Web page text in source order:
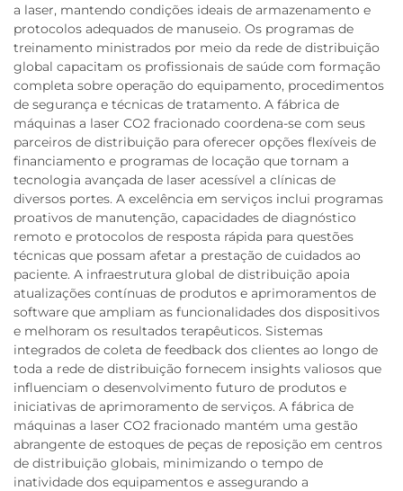
a laser, mantendo condições ideais de armazenamento e
protocolos adequados de manuseio. Os programas de
treinamento ministrados por meio da rede de distribuição
global capacitam os profissionais de saúde com formação
completa sobre operação do equipamento, procedimentos
de segurança e técnicas de tratamento. A fábrica de
máquinas a laser CO2 fracionado coordena-se com seus
parceiros de distribuição para oferecer opções flexíveis de
financiamento e programas de locação que tornam a
tecnologia avançada de laser acessível a clínicas de
diversos portes. A excelência em serviços inclui programas
proativos de manutenção, capacidades de diagnóstico
remoto e protocolos de resposta rápida para questões
técnicas que possam afetar a prestação de cuidados ao
paciente. A infraestrutura global de distribuição apoia
atualizações contínuas de produtos e aprimoramentos de
software que ampliam as funcionalidades dos dispositivos
e melhoram os resultados terapêuticos. Sistemas
integrados de coleta de feedback dos clientes ao longo de
toda a rede de distribuição fornecem insights valiosos que
influenciam o desenvolvimento futuro de produtos e
iniciativas de aprimoramento de serviços. A fábrica de
máquinas a laser CO2 fracionado mantém uma gestão
abrangente de estoques de peças de reposição em centros
de distribuição globais, minimizando o tempo de
inatividade dos equipamentos e assegurando a